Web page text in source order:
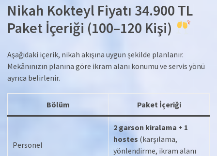
Nikah Kokteyl Fiyatı 34.900 TL
Paket İçeriği (100–120 Kişi)
Aşağıdaki içerik, nikah akışına uygun şekilde planlanır.
Mekânınızın planına göre ikram alanı konumu ve servis yönü
ayrıca belirlenir.
Bölüm Paket İçeriği
Personel
2 garson kiralama + 1
hostes (karşılama,
yönlendirme, ikram alanı